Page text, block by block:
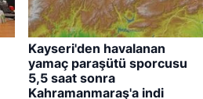
Kayseri'den havalanan
yamaç paraşütü sporcusu
5,5 saat sonra
Kahramanmaraş'a indi